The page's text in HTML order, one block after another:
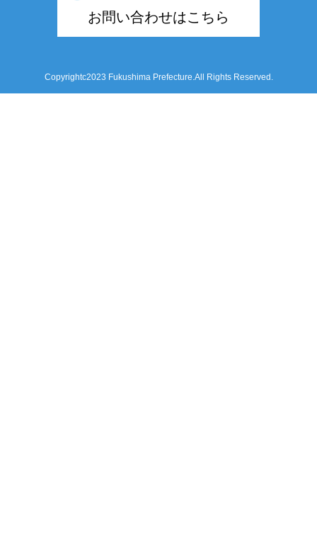
お問い合わせはこちら
Copyrightc2023 Fukushima Prefecture.All Rights Reserved.